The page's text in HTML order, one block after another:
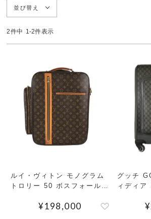
カテゴリを選ぶ
在庫有無
商品ランク
SHOPPING GUIDE
MEMBERS
ABOUT US
SHOPLIST
並び替え
2件中 1 -2件表示
ルイ・ヴィトン モノグラム
トロリー 50 ボスフォール
¥198,000
グッチ
ィディア
¥